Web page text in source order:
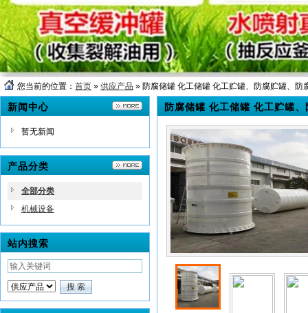
您当前的位置： 首页 » 供应产品 » 防腐储罐 化工储罐 化工贮罐、防腐贮罐、防
新闻中心
暂无新闻
产品分类
全部分类
机械设备
站内搜索
防腐储罐 化工储罐 化工贮罐